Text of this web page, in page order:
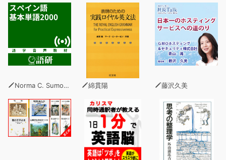
た謎など、
からまったすべての謎の糸玉が、みごとに解きほぐされ
入魂の《巨人たちの星》シリーズ第三弾！
【朗読】
【収録】
Norma C. Sumomo 綿貫陽 藤沢久美